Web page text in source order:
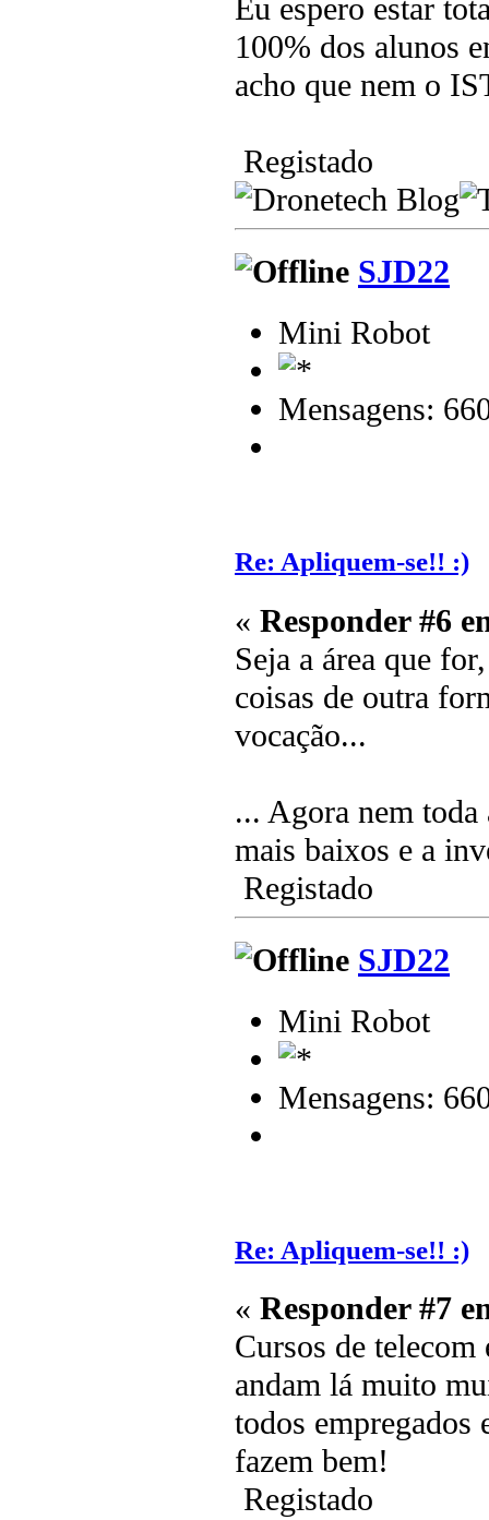
Eu espero estar
100% dos alunos
acho que nem o
Registado
SJD22
Mini Robot
Mensagens:
Re: Apliquem-se!! :)
« Responder #6
Seja a área que
coisas de outra
vocação...
... Agora nem toda
mais baixos e a
Registado
SJD22
Mini Robot
Mensagens:
Re: Apliquem-se!! :)
« Responder #7
Cursos de
andam lá muito
todos
fazem bem!
Registado